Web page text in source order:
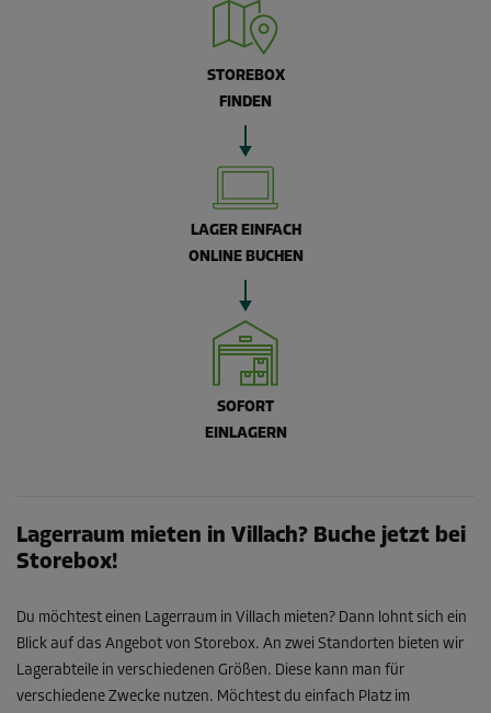
STOREBOX
FINDEN
LAGER EINFACH
ONLINE BUCHEN
SOFORT
EINLAGERN
Lagerraum mieten in Villach? Buche jetzt bei
Storebox!
Du möchtest einen Lagerraum in Villach mieten? Dann lohnt sich ein
Blick auf das Angebot von Storebox. An zwei Standorten bieten wir
Lagerabteile in verschiedenen Größen. Diese kann man für
verschiedene Zwecke nutzen. Möchtest du einfach Platz im